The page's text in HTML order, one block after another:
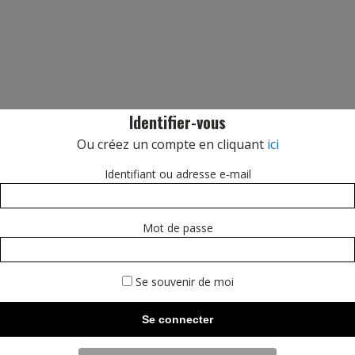
Identifier-vous
Ou créez un compte en cliquant ici
Identifiant ou adresse e-mail
Mot de passe
Se souvenir de moi